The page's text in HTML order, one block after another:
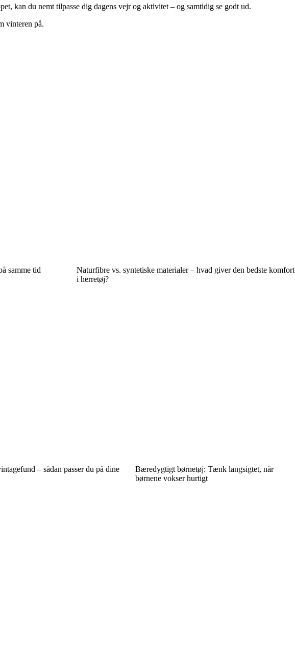
kan du nemt tilpasse dig dagens vejr og aktivitet – og samtidig se godt ud.
vinteren på.
samme tid
Naturfibre vs. syntetiske materialer – hvad giver den bedste komfort
i herretøj?
– sådan passer du på dine
Bæredygtigt børnetøj: Tænk langsigtet, når
børnene vokser hurtigt